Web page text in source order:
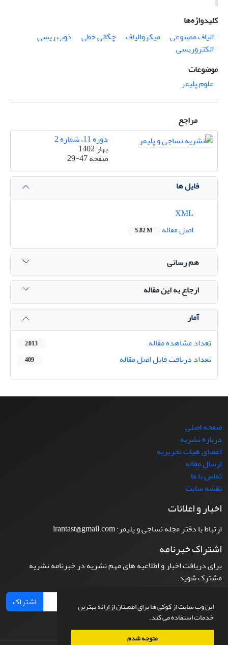
این وب سایت از کوکی ها برای اطمینان از ارائه بهترین
خدمات استفاده می کند.
متوجه شدم
کلیدواژه‌ها
الیاف مصنوعی
میکروالیاف چگالی خطی
ذوب ریسی
الکتروریسی
موضوعات
علوم پلیمر
مراجع
دوره 11، شماره 2
بهار 1402
صفحه29-47
فایل ها
اصل مقاله
5.82 M
هم رسانی
ارجاع به این مقاله
آمار
تعداد مشاهده مقاله
2,013
تعداد دریافت فایل اصل مقاله 409
صفحه اصلی
درباره نشریه
اعضای هیات تحریریه
ارسال مقاله
تماس با ما
نقشه سایت
اخبار و اعلانات
ارتباط با دفتر مجله نساجی و پلیمر: irantast@gmail.com
اشتراک خبرنامه
برای دریافت اخبار و اطلاعیه های مهم نشریه در خبرنامه نشریه
مشترک شوید.
اشتراک